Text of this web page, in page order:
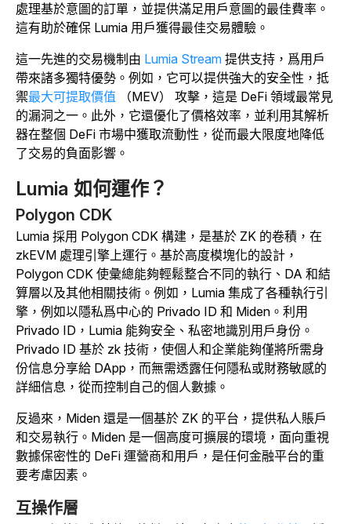
處理基於意圖的訂單，並提供滿足用戶意圖的最佳費率。
這有助於確保 Lumia 用戶獲得最佳交易體驗。
這一先進的交易機制由 Lumia Stream 提供支持 ，爲用戶
帶來諸多獨特優勢。例如，它可以提供強大的安全性，抵
禦最大可提取價值
（MEV） 攻擊，這是 DeFi 領域最常見
的漏洞之一。此外，它還優化了價格效率，並利用其解析
器在整個 DeFi 市場中獲取流動性，從而最大限度地降低
了交易的負面影響。
Lumia 如何運作？
Polygon CDK
Lumia 採用 Polygon CDK 構建，是基於 ZK 的卷積，在
zkEVM 處理引擎上運行。 基於高度模塊化的設計，
Polygon CDK 使彙總能夠輕鬆整合不同的執行、DA 和結
算層以及其他相關技術。例如，Lumia 集成了各種執行引
擎，例如以隱私爲中心的 Privado ID 和 Miden。利用
Privado ID，Lumia 能夠安全、私密地識別用戶身份。
Privado ID 基於 zk 技術，使個人和企業能夠僅將所需身
份信息分享給 DApp，而無需透露任何隱私或財務敏感的
詳細信息，從而控制自己的個人數據。
反過來，Miden 還是一個基於 ZK 的平台，提供私人賬戶
和交易執行。Miden 是一個高度可擴展的環境，面向重視
數據保密性的 DeFi 運營商和用戶，是任何金融平台的重
要考慮因素。
互操作層